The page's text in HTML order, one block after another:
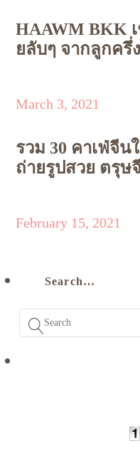
HAAWM BKK
ยลับๆ จากลูกครึ่
March 3, 2021
รวม 30 คาเฟ่จีน
ถ่ายรูปสวย ตรุษ
February 15, 2021
Search…